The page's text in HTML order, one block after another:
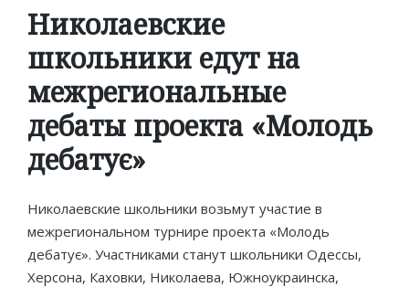
in
Николаевские
школьники едут на
межрегиональные
дебаты проекта «Молодь
дебатує»
Николаевские школьники возьмут участие в
межрегиональном турнире проекта «Молодь
дебатує». Участниками станут школьники Одессы,
Херсона, Каховки, Николаева, Южноукраинска,